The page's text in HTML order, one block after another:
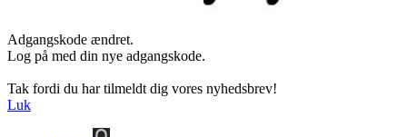
Adgangskode ændret.
Log på med din nye adgangskode.
Tak fordi du har tilmeldt dig vores nyhedsbrev!
Luk